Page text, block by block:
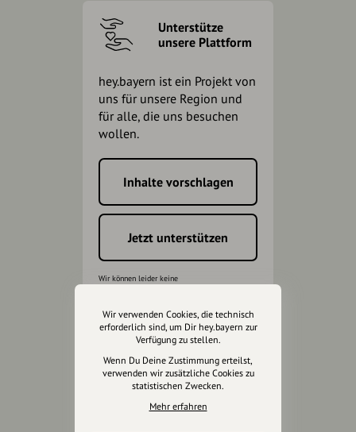
Unterstütze
unsere Plattform
hey.bayern ist ein Projekt von
uns für unsere Region und
für alle, die uns besuchen
wollen.
Inhalte vorschlagen
Jetzt unterstützen
Wir können leider keine
Wir verwenden Cookies, die technisch
erforderlich sind, um Dir hey.bayern zur
Verfügung zu stellen.
Wenn Du Deine Zustimmung erteilst,
verwenden wir zusätzliche Cookies zu
statistischen Zwecken.
Mehr erfahren